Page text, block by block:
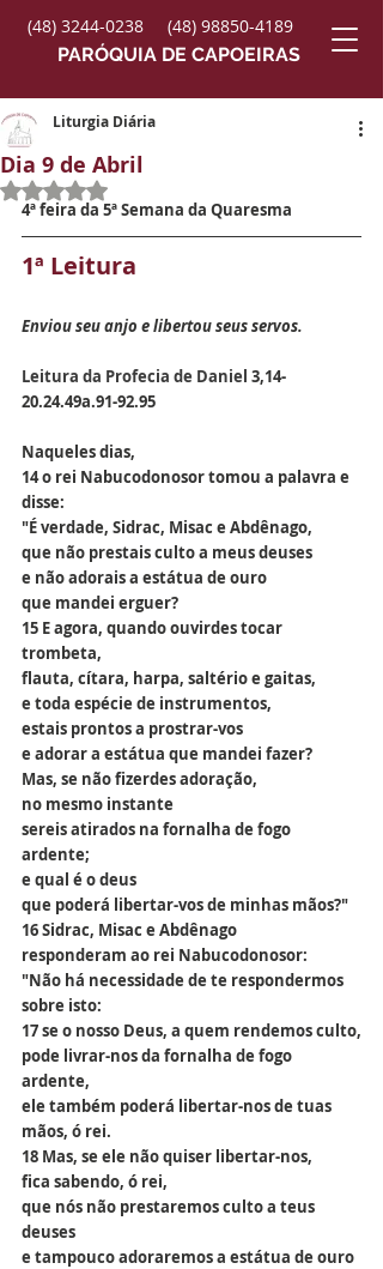
(48) 3244-0238
(48) 98850-4189
PARÓQUIA DE CAPOEIRAS
Dia 9 de Abril
Liturgia Diária
Avaliado com NaN de 5 estrelas.
4ª feira da 5ª Semana da Quaresma
1ª Leitura
Enviou seu anjo e libertou seus servos.
Leitura da Profecia de Daniel 3,14-
20.24.49a.91-92.95
Naqueles dias,
14 o rei Nabucodonosor tomou a palavra e
disse:
"É verdade, Sidrac, Misac e Abdênago,
que não prestais culto a meus deuses
e não adorais a estátua de ouro
que mandei erguer?
15 E agora, quando ouvirdes tocar
trombeta,
flauta, cítara, harpa, saltério e gaitas,
e toda espécie de instrumentos,
estais prontos a prostrar-vos
e adorar a estátua que mandei fazer?
Mas, se não fizerdes adoração,
no mesmo instante
sereis atirados na fornalha de fogo
ardente;
e qual é o deus
que poderá libertar-vos de minhas mãos?"
16 Sidrac, Misac e Abdênago
responderam ao rei Nabucodonosor:
"Não há necessidade de te respondermos
sobre isto:
17 se o nosso Deus, a quem rendemos culto,
pode livrar-nos da fornalha de fogo
ardente,
ele também poderá libertar-nos de tuas
mãos, ó rei.
18 Mas, se ele não quiser libertar-nos,
fica sabendo, ó rei,
que nós não prestaremos culto a teus
deuses
e tampouco adoraremos a estátua de ouro